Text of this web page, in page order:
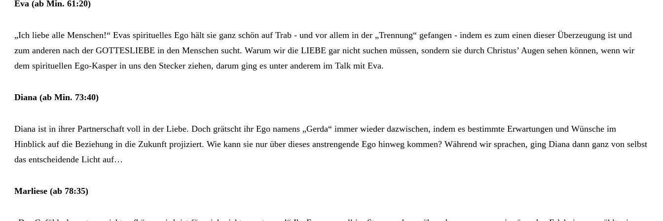
Eva (ab Min. 61:20)
„Ich liebe alle Menschen!“ Evas spirituelles Ego hält sie ganz schön auf Trab - und vor allem in der „Trennung“ gefangen - indem es zum einen dieser Überzeugung ist und
zum anderen nach der GOTTESLIEBE in den Menschen sucht. Warum wir die LIEBE gar nicht suchen müssen, sondern sie durch Christus’ Augen sehen können, wenn wir
dem spirituellen Ego-Kasper in uns den Stecker ziehen, darum ging es unter anderem im Talk mit Eva.
Diana (ab Min. 73:40)
Diana ist in ihrer Partnerschaft voll in der Liebe. Doch grätscht ihr Ego namens „Gerda“ immer wieder dazwischen, indem es bestimmte Erwartungen und Wünsche im
Hinblick auf die Beziehung in die Zukunft projiziert. Wie kann sie nur über dieses anstrengende Ego hinweg kommen? Während wir sprachen, ging Diana dann ganz von selbst
das entscheidende Licht auf…
Marliese (ab 78:35)